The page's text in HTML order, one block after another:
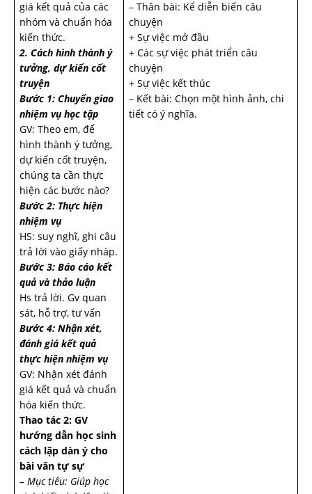
giá kết quả của các
nhóm và chuẩn hóa
kiến thức.
2. Cách hình thành ý
tưởng, dự kiến cốt
truyện
Bước 1: Chuyển giao
nhiệm vụ học tập
GV: Theo em, để
hình thành ý tưởng,
dự kiến cốt truyện,
chúng ta cần thực
hiện các bước nào?
Bước 2: Thực hiện
nhiệm vụ
HS: suy nghĩ, ghi câu
trả lời vào giấy nháp.
Bước 3: Báo cáo kết
quả và thảo luận
Hs trả lời. Gv quan
sát, hỗ trợ, tư vấn
Bước 4: Nhận xét,
đánh giá kết quả
thực hiện nhiệm vụ
GV: Nhận xét đánh
giá kết quả và chuẩn
hóa kiến thức.
Thao tác 2: GV
hướng dẫn học sinh
cách lập dàn ý cho
bài văn tự sự
– Mục tiêu: Giúp học
– Thân bài: Kể diễn biến câu
chuyện
+ Sự việc mở đầu
+ Các sự việc phát triển câu
chuyện
+ Sự việc kết thúc
– Kết bài: Chọn một hình ảnh, chi
tiết có ý nghĩa.